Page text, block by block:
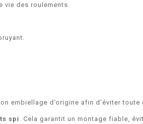
vie des roulements.
embiellage d’origine afin d’éviter toute
spi . Cela garantit un montage fiable,